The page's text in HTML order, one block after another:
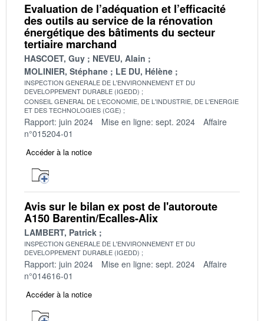
Evaluation de l’adéquation et l’efficacité
des outils au service de la rénovation
énergétique des bâtiments du secteur
tertiaire marchand
HASCOET, Guy
NEVEU, Alain
MOLINIER, Stéphane
LE DU, Hélène
INSPECTION GENERALE DE L'ENVIRONNEMENT ET DU
DEVELOPPEMENT DURABLE (IGEDD)
CONSEIL GENERAL DE L'ECONOMIE, DE L'INDUSTRIE, DE L'ENERGIE
ET DES TECHNOLOGIES (CGE)
Rapport: juin 2024 Mise en ligne: sept. 2024
Affaire
n°015204-01
Accéder à la notice
Avis sur le bilan ex post de l'autoroute
A150 Barentin/Ecalles-Alix
LAMBERT, Patrick
INSPECTION GENERALE DE L'ENVIRONNEMENT ET DU
DEVELOPPEMENT DURABLE (IGEDD)
Rapport: juin 2024 Mise en ligne: sept. 2024
Affaire
n°014616-01
Accéder à la notice